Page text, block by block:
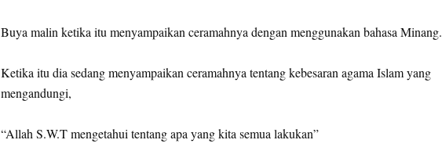
Buya malin ketika itu menyampaikan ceramahnya dengan menggunakan bahasa Minang.
Ketika itu dia sedang menyampaikan ceramahnya tentang kebesaran agama Islam yang
mengandungi,
“Allah S.W.T mengetahui tentang apa yang kita semua lakukan”